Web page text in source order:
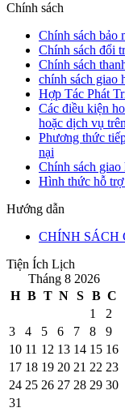
Chính sách
Chính sách bảo
Chính sách đổi
Chính sách
chính sách giao
Hợp Tác Phát
Các điều kiện
hoặc dịch vụ
Phương thức
nại
Chính sách giao
Hình thức hỗ
Hướng dẫn
CHÍNH SÁCH
Tiện Ích Lịch
Tháng 8 2026
H B T N S B C
1
2
3
4 5 6 7 8
9
10 11 12 13 14 15 16
17 18 19 20 21 22 23
24 25 26 27 28 29 30
31